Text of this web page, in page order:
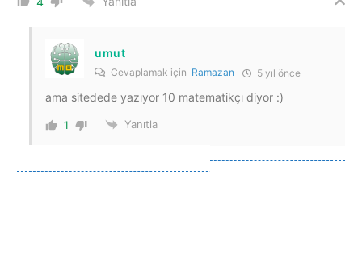
umut
Cevaplamak için Ramazan 5 yıl önce
ama sitedede yazıyor 10 matematikçı diyor :)
1 Yanıtla